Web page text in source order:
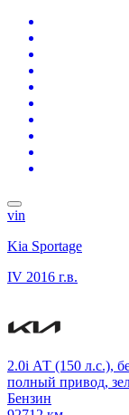
vin
Kia Sportage
IV 2016 г.в.
2.0i АТ (150 л.с.),
полный привод,
Бензин